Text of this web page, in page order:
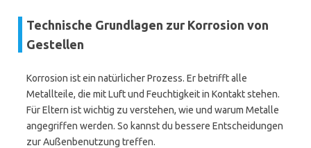
Technische Grundlagen zur Korrosion von
Gestellen
Korrosion ist ein natürlicher Prozess. Er betrifft alle
Metallteile, die mit Luft und Feuchtigkeit in Kontakt stehen.
Für Eltern ist wichtig zu verstehen, wie und warum Metalle
angegriffen werden. So kannst du bessere Entscheidungen
zur Außenbenutzung treffen.